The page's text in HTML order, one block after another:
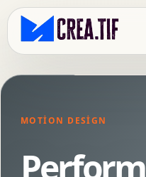
MOTION DESIGN